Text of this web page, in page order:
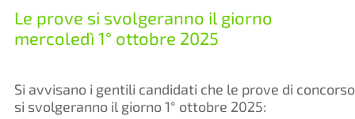
Le prove si svolgeranno il giorno
mercoledì 1° ottobre 2025
Si avvisano i gentili candidati che le prove di concorso
si svolgeranno il giorno 1° ottobre 2025: